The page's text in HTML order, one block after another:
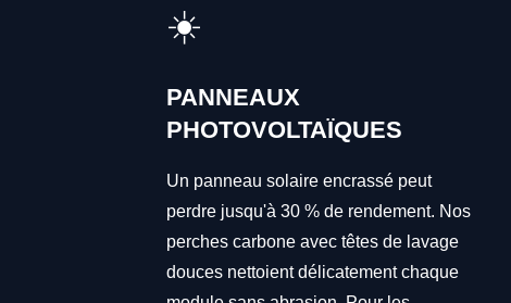
☀️
PANNEAUX
PHOTOVOLTAÏQUES
Un panneau solaire encrassé peut
perdre jusqu'à 30 % de rendement. Nos
perches carbone avec têtes de lavage
douces nettoient délicatement chaque